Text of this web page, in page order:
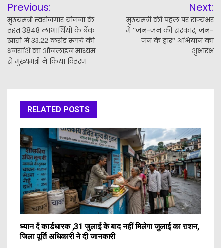
navigation
Previous:
मुख्यमंत्री स्वरोजगार योजना के
तहत 3848 लाभार्थियों के बैंक
खातों में 33.22 करोड़ रुपये की
धनराशि का ऑनलाइन माध्यम
से मुख्यमंत्री ने किया वितरण
Next:
मुख्यमंत्री की पहल पर राज्यभर
में ‘‘जन-जन की सरकार, जन-
जन के द्वार’’ अभियान का
शुभारंभ
RELATED POSTS
ध्यान दें कार्डधारक ,31 जुलाई के बाद नहीं मिलेगा जुलाई का राशन,
जिला पूर्ति अधिकारी ने दी जानकारी